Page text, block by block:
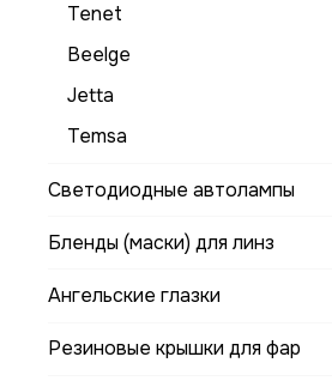
Tenet
Beelge
Jetta
Temsa
Светодиодные автолампы
Бленды (маски) для линз
Ангельские глазки
Резиновые крышки для фар